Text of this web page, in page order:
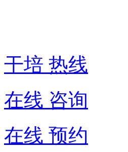
干培 热线
在线 咨询
在线 预约